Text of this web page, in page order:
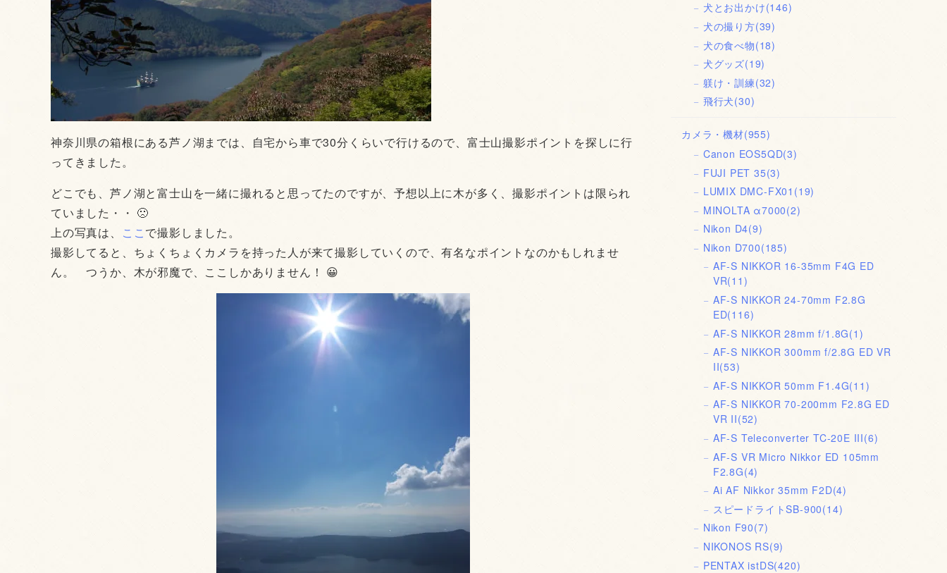
神奈川県の箱根にある芦ノ湖までは、自宅から車で30分くらいで行けるので、富士山撮影ポイントを探しに行
ってきました。
どこでも、芦ノ湖と富士山を一緒に撮れると思ってたのですが、予想以上に木が多く、撮影ポイントは限られ
ていました・・ 🙁
上の写真は、 ここで撮影しました。
撮影してると、ちょくちょくカメラを持った人が来て撮影していくので、有名なポイントなのかもしれませ
ん。 つうか、木が邪魔で、ここしかありません！ 😀
犬とお出かけ(146)
犬の撮り方(39)
犬の食べ物(18)
犬グッズ(19)
躾け・訓練(32)
飛行犬(30)
カメラ・機材(955)
Canon EOS5QD(3)
FUJI PET 35(3)
LUMIX DMC-FX01 (19)
MINOLTA α7000(2)
Nikon D4(9)
Nikon D700(185)
AF-S NIKKOR 16-35mm F4G ED
VR(11)
AF-S NIKKOR 24-70mm F2.8G
ED(116)
AF-S NIKKOR 28mm f/1.8G(1)
AF-S NIKKOR 300mm f/2.8G ED VR
II(53)
AF-S NIKKOR 50mm F1.4G(11)
AF-S NIKKOR 70-200mm F2.8G ED
VR II(52)
AF-S Teleconverter TC-20E III(6)
AF-S VR Micro Nikkor ED 105mm
F2.8G(4)
Ai AF Nikkor 35mm F2D(4)
スピードライトSB-900(14)
Nikon F90(7)
NIKONOS RS(9)
PENTAX istDS(420)